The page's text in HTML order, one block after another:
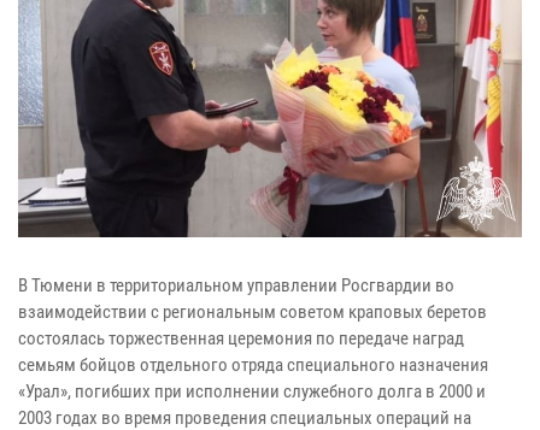
В Тюмени в территориальном управлении Росгвардии во
взаимодействии с региональным советом краповых беретов
состоялась торжественная церемония по передаче наград
семьям бойцов отдельного отряда специального назначения
«Урал», погибших при исполнении служебного долга в 2000 и
2003 годах во время проведения специальных операций на